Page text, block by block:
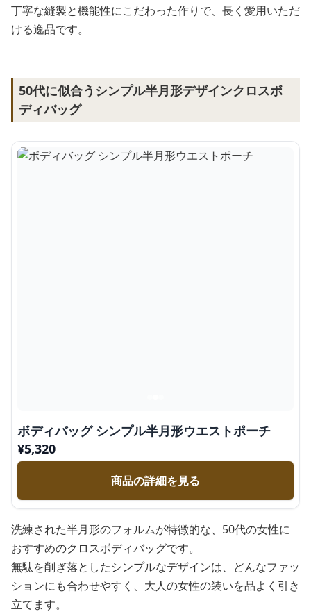
丁寧な縫製と機能性にこだわった作りで、長く愛用いただ
ける逸品です。
50代に似合うシンプル半月形デザインクロスボ
ディバッグ
ボディバッグ シンプル半月形ウエストポーチ
¥5,320
商品の詳細を見る
洗練された半月形のフォルムが特徴的な、50代の女性に
おすすめのクロスボディバッグです。
無駄を削ぎ落としたシンプルなデザインは、どんなファッ
ションにも合わせやすく、大人の女性の装いを品よく引き
立てます。